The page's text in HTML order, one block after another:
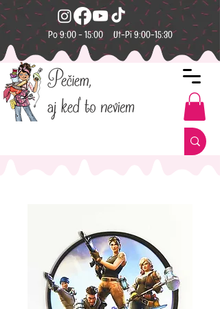
Po 9:00 - 15:00 Ut-Pi 9:00-15:30